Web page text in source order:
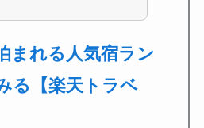
まれる人気宿ラン
る【楽天トラベ